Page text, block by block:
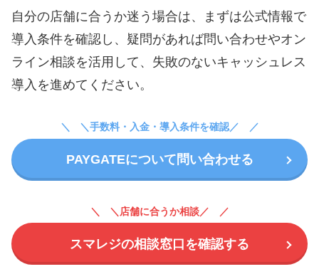
自分の店舗に合うか迷う場合は、まずは公式情報で
導入条件を確認し、疑問があれば問い合わせやオン
ライン相談を活用して、失敗のないキャッシュレス
導入を進めてください。
＼手数料・入金・導入条件を確認／
PAYGATEについて問い合わせる
＼店舗に合うか相談／
スマレジの相談窓口を確認する